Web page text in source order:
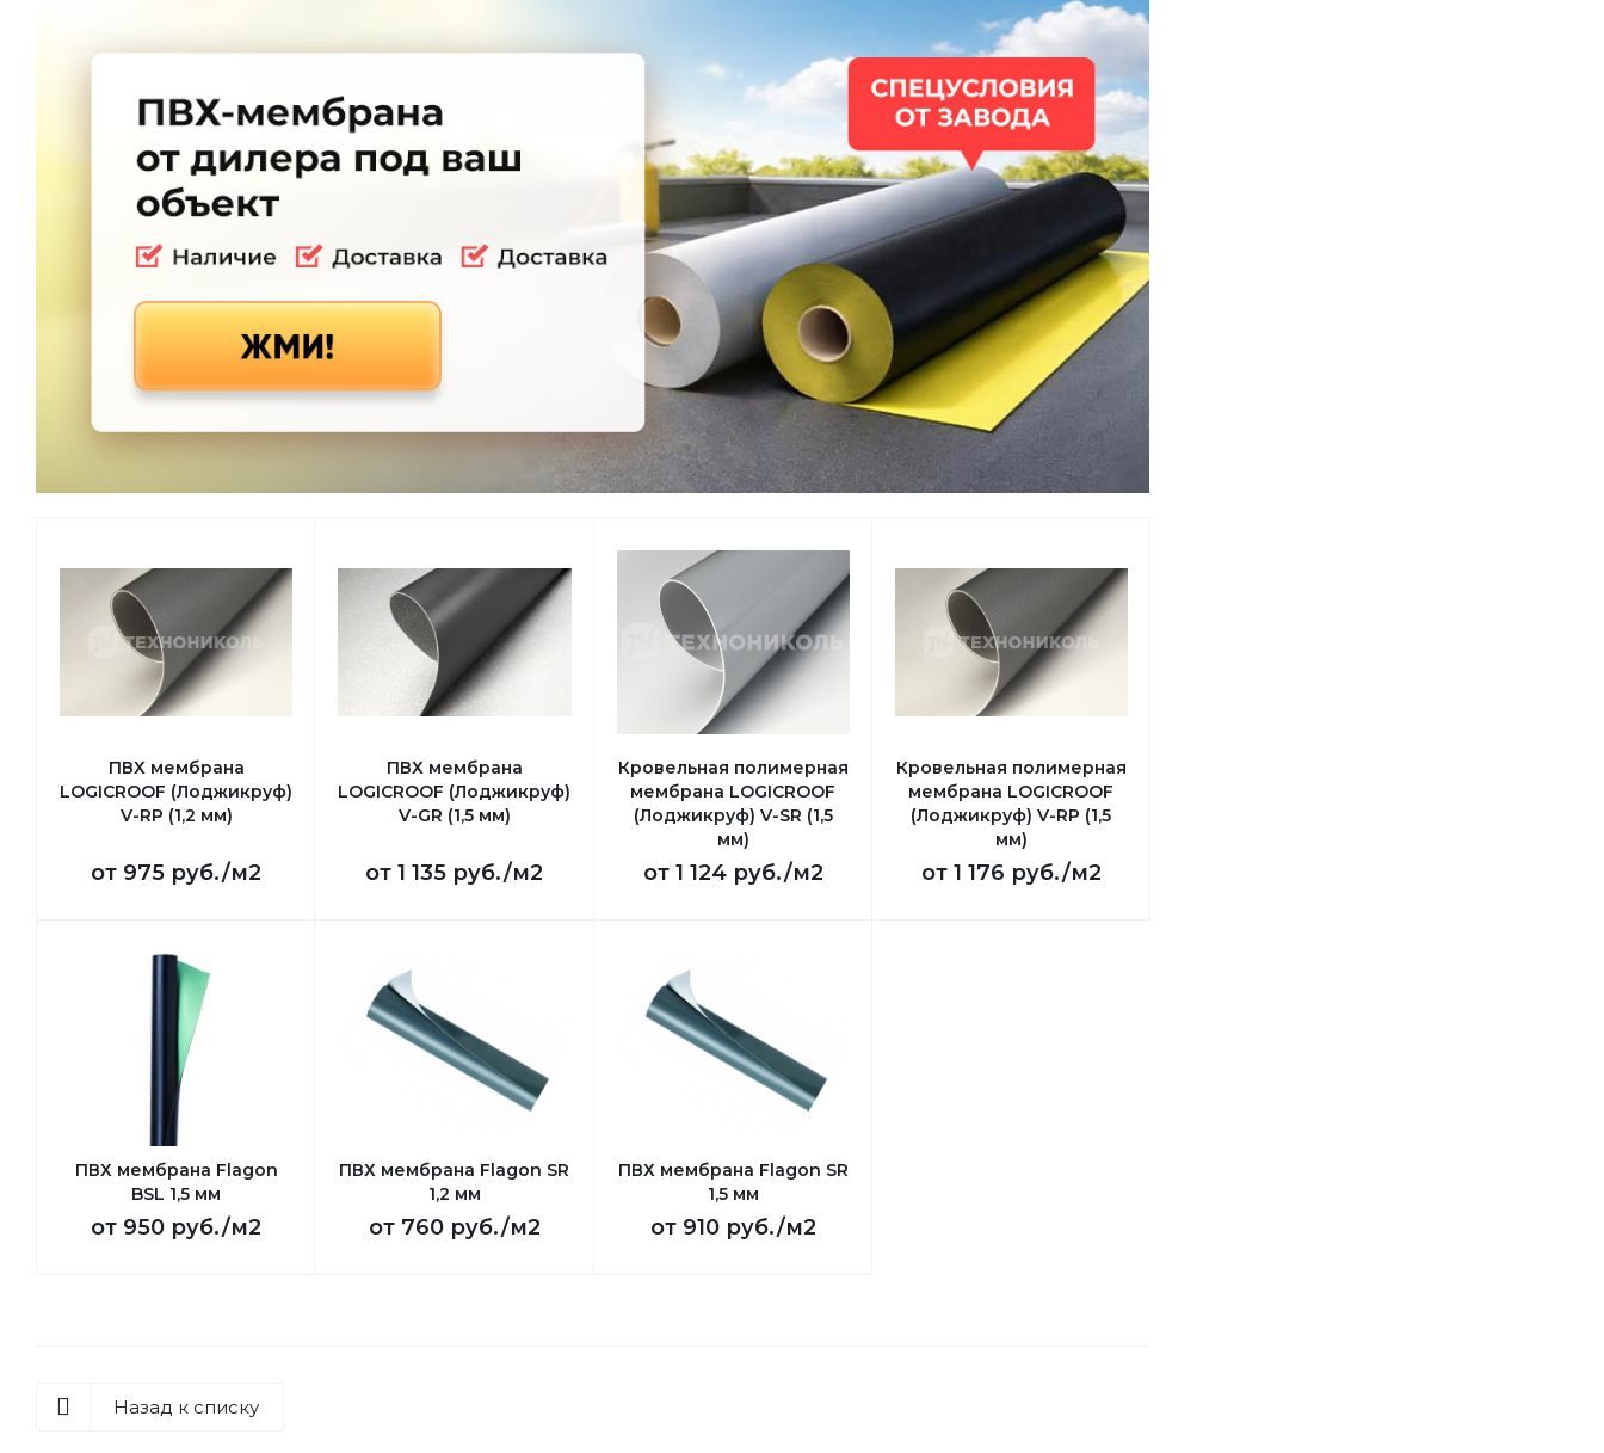
ПВХ мембрана
LOGICROOF (Лоджикруф)
V-RP (1,2 мм)
от 975 руб./м2
ПВХ мембрана
LOGICROOF (Лоджикруф)
V-GR (1,5 мм)
от1 135 руб./м2
Кровельная полимерная
мембрана LOGICROOF
(Лоджикруф) V-SR (1,5
мм)
от 1 124 руб./м2
Кровельная полимерная
мембрана LOGICROOF
(Лоджикруф) V-RP (1,5
мм)
от 1 176 руб./м2
ПВХ мембрана Flagon
BSL 1,5 мм
от 950 руб./м2
ПВХ мембрана Flagon SR
1,2 мм
от 760 руб./м2
ПВХ мембрана Flagon SR
1,5 мм
от 910 руб./м2
Назад к списку